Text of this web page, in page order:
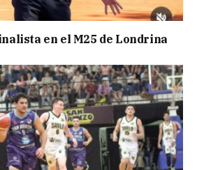
en el M25 de Londrina